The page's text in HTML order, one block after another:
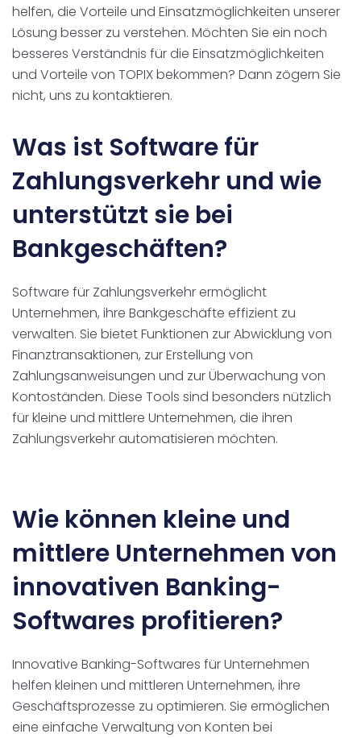
helfen, die Vorteile und Einsatzmöglichkeiten unserer
Lösung besser zu verstehen. Möchten Sie ein noch
besseres Verständnis für die Einsatzmöglichkeiten
und Vorteile von TOPIX bekommen? Dann zögern Sie
nicht, uns zu kontaktieren.
Was ist Software für
Zahlungsverkehr und wie
unterstützt sie bei
Bankgeschäften?
Software für Zahlungsverkehr ermöglicht
Unternehmen, ihre Bankgeschäfte effizient zu
verwalten. Sie bietet Funktionen zur Abwicklung von
Finanztransaktionen, zur Erstellung von
Zahlungsanweisungen und zur Überwachung von
Kontoständen. Diese Tools sind besonders nützlich
für kleine und mittlere Unternehmen, die ihren
Zahlungsverkehr automatisieren möchten.
Wie können kleine und
mittlere Unternehmen von
innovativen Banking-
Softwares profitieren?
Innovative Banking-Softwares für Unternehmen
helfen kleinen und mittleren Unternehmen, ihre
Geschäftsprozesse zu optimieren. Sie ermöglichen
eine einfache Verwaltung von Konten bei